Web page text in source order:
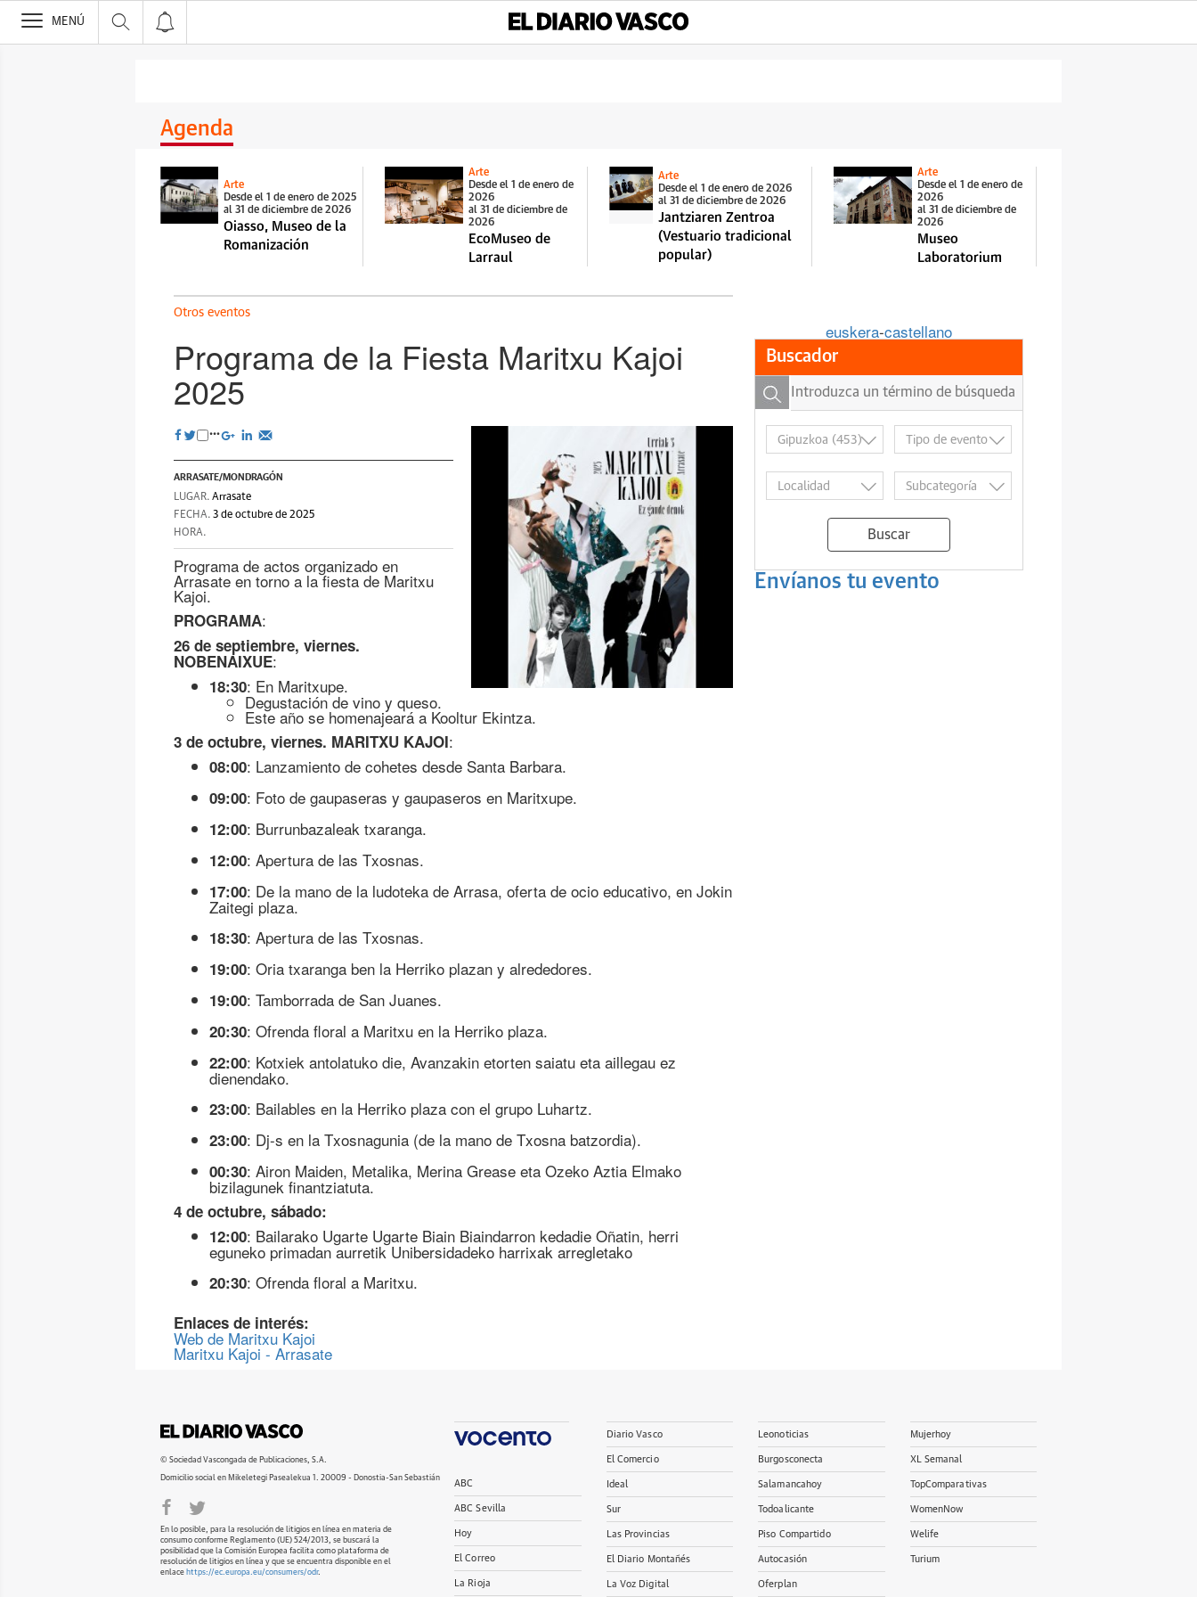
>
MENÚ
Agenda
Arte
Desde el 1 de enero de 2025
al 31 de diciembre de 2026
Oiasso, Museo de la
Romanización
Arte
Desde el 1 de enero de
2026
al 31 de diciembre de
2026
EcoMuseo de
Larraul
Arte
Desde el 1 de enero de 2026
al 31 de diciembre de 2026
Jantziaren Zentroa
(Vestuario tradicional
popular)
Arte
Desde el 1 de enero de
2026
al 31 de diciembre de
2026
Museo
Laboratorium
Otros eventos
Programa de la Fiesta Maritxu Kajoi
2025
ARRASATE/MONDRAGÓN
LUGAR. Arrasate
FECHA. 3 de octubre de 2025
HORA.
Programa de actos organizado en
Arrasate en torno a la fiesta de Maritxu
Kajoi.
PROGRAMA:
26 de septiembre, viernes.
NOBENAIXUE:
18:30: En Maritxupe.
Degustación de vino y queso.
Este año se homenajeará a Kooltur Ekintza.
3 de octubre, viernes. MARITXU KAJOI:
08:00: Lanzamiento de cohetes desde Santa Barbara.
09:00: Foto de gaupaseras y gaupaseros en Maritxupe.
12:00: Burrunbazaleak txaranga.
12:00: Apertura de las Txosnas.
17:00: De la mano de la ludoteka de Arrasa, oferta de ocio educativo, en Jokin
Zaitegi plaza.
18:30: Apertura de las Txosnas.
19:00: Oria txaranga ben la Herriko plazan y alrededores.
19:00: Tamborrada de San Juanes.
20:30: Ofrenda floral a Maritxu en la Herriko plaza.
22:00: Kotxiek antolatuko die, Avanzakin etorten saiatu eta aillegau ez
dienendako.
23:00: Bailables en la Herriko plaza con el grupo Luhartz.
23:00: Dj-s en la Txosnagunia (de la mano de Txosna batzordia).
00:30: Airon Maiden, Metalika, Merina Grease eta Ozeko Aztia Elmako
bizilagunek finantziatuta.
4 de octubre, sábado:
12:00: Bailarako Ugarte Ugarte Biain Biaindarron kedadie Oñatin, herri
eguneko primadan aurretik Unibersidadeko harrixak arregletako
20:30: Ofrenda floral a Maritxu.
Enlaces de interés:
Web de Maritxu Kajoi
Maritxu Kajoi - Arrasate
euskera-castellano
Buscador
Buscar
Envíanos tu evento
© Sociedad Vascongada de Publicaciones, S.A.
Domicilio social en Mikeletegi Pasealekua 1. 20009 - Donostia-San Sebastián
En lo posible, para la resolución de litigios en línea en materia de
consumo conforme Reglamento (UE) 524/2013, se buscará la
posibilidad que la Comisión Europea facilita como plataforma de
resolución de litigios en línea y que se encuentra disponible en el
enlace https://ec.europa.eu/consumers/odr.
ABC
ABC Sevilla
Hoy
El Correo
La Rioja
Diario Vasco
El Comercio
Ideal
Sur
Las Provincias
El Diario Montañés
La Voz Digital
Leonoticias
Burgosconecta
Salamancahoy
Todoalicante
Piso Compartido
Autocasión
Oferplan
Mujerhoy
XL Semanal
TopComparativas
WomenNow
Welife
Turium